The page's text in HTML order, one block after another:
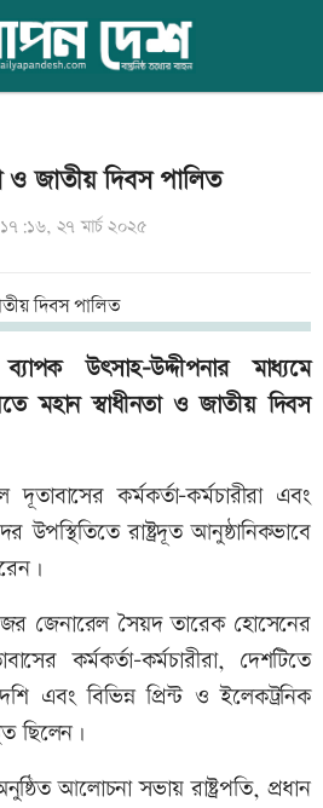
ও জাতীয় দিবস পালিত
২৭ মার্চ ২০২৫
উৎসাহ-উদ্দীপনার মাধ্যমে
মহান স্বাধীনতা ও জাতীয় দিবস
কর্মকর্তা-কর্মচারীরা এবং
উপস্থিতিতে রাষ্ট্রদূত আনুষ্ঠানিকভাবে
জেনারেল সৈয়দ তারেক হোসেনের
কর্মকর্তা-কর্মচারীরা, দেশটিতে
এবং বিভিন্ন প্রিন্ট ও ইলেকট্রনিক
ছিলেন।
আলোচনা সভায় রাষ্ট্রপতি, প্রধান